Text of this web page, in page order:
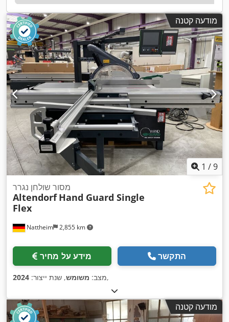
מודעה קטנה
1 /9
Nattheim 2,855 km
מסור שולחן נגרר
Altendorf Hand Guard Single
Flex
מידע על מחיר התקשר
מצב: משומש, שנת ייצור: 2024 ,
מודעה קטנה